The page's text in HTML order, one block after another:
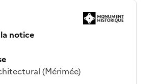
notice
(Mérimée)